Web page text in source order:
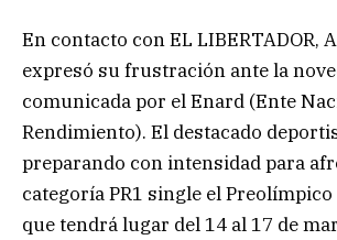
En contacto con EL LIBERTADOR,
expresó su frustración ante la
comunicada por el Enard (Ente
Rendimiento). El destacado
preparando con intensidad para
categoría PR1 single el
que tendrá lugar del 14 al 17 de